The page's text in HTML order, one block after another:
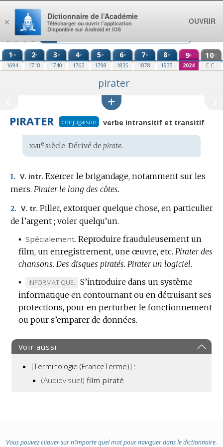
Aller au contenu
1re
1694
2e
1718
3e
1740
4e
1762
5e
1798
6e
1835
7e
1878
8e
1935
9e
2024
10e
E.C.
pirater
PIRATER conjugaison verbe intransitif et transitif
Étymologie
:
xviiesiècle. Dérivé de pirate.
1. V. intr. Exercer le brigandage, notamment sur les
mers. Pirater le long des côtes.
2. V. tr. Piller, extorquer quelque chose, en particulier
de l’argent ; voler quelqu’un.
▪ Spécialement. Reproduire frauduleusement un
film, un enregistrement, une œuvre, etc. Pirater des
chansons. Des disques piratés. Pirater un logiciel.
▪
MARQUE
DE
DOMAINE
INFORMATIQUE.
S’introduire dans un système
informatique en contournant ou en détruisant ses
protections, pour en perturber le fonctionnement
ou pour s’emparer de données.
Voir aussi
[Terminologie (FranceTerme)] :
(Audiovisuel)film piraté
Vous pouvez cliquer sur n’importe quel mot pour naviguer dans le dictionnaire.
×
Dictionnaire de l’Académie
Télécharger ou ouvrir l’application
Disponible sur Android et iOS
OUVRIR